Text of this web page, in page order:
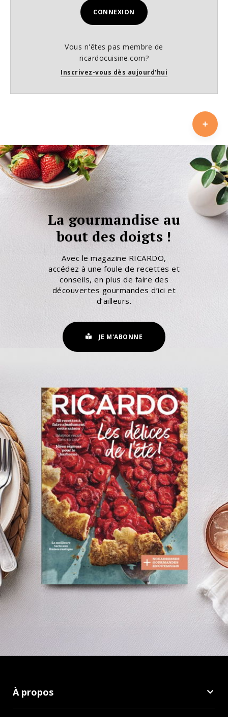
CONNEXION
Vous n'êtes pas membre de
ricardocuisine.com?
Inscrivez-vous dès aujourd'hui
La gourmandise au
bout des doigts !
Avec le magazine RICARDO,
accédez à une foule de recettes et
conseils, en plus de faire des
découvertes gourmandes d’ici et
d’ailleurs.
JE M'ABONNE
À propos